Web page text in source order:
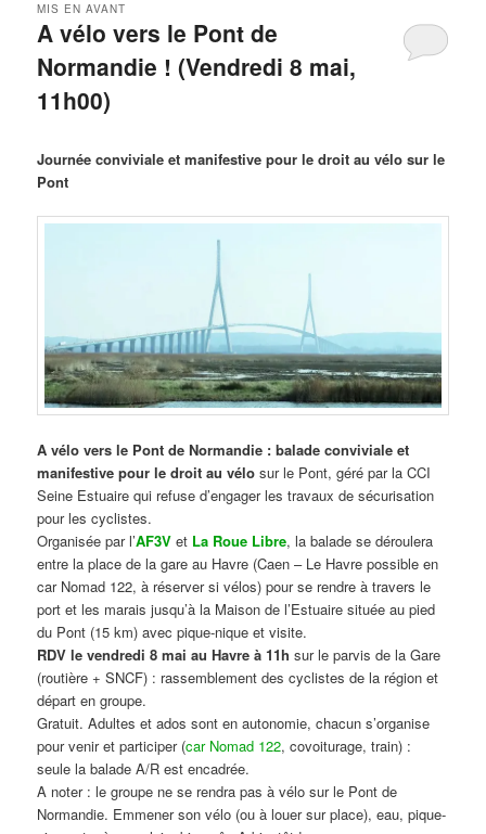
A vélo vers le Pont de
Normandie ! (Vendredi 8 mai,
11h00)
MIS EN AVANT
Journée conviviale et manifestive pour le droit au vélo sur le
Pont
A vélo vers le Pont de Normandie : balade conviviale et
manifestive pour le droit au vélo sur le Pont, géré par la CCI
Seine Estuaire qui refuse d’engager les travaux de sécurisation
pour les cyclistes.
Organisée par l’AF3V et La Roue Libre, la balade se déroulera
entre la place de la gare au Havre (Caen – Le Havre possible en
car Nomad 122, à réserver si vélos) pour se rendre à travers le
port et les marais jusqu’à la Maison de l’Estuaire située au pied
du Pont (15 km) avec pique-nique et visite.
RDV le vendredi 8 mai au Havre à 11h sur le parvis de la Gare
(routière + SNCF) : rassemblement des cyclistes de la région et
départ en groupe.
Gratuit. Adultes et ados sont en autonomie, chacun s’organise
pour venir et participer (car Nomad 122, covoiturage, train) :
seule la balade A/R est encadrée.
A noter : le groupe ne se rendra pas à vélo sur le Pont de
Normandie. Emmener son vélo (ou à louer sur place), eau, pique-